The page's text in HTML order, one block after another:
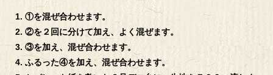
①を混ぜ合わせます。
②を２回に分けて加え、よく混ぜます。
③を加え、混ぜ合わせます。
ふるった④を加え、混ぜ合わせます。